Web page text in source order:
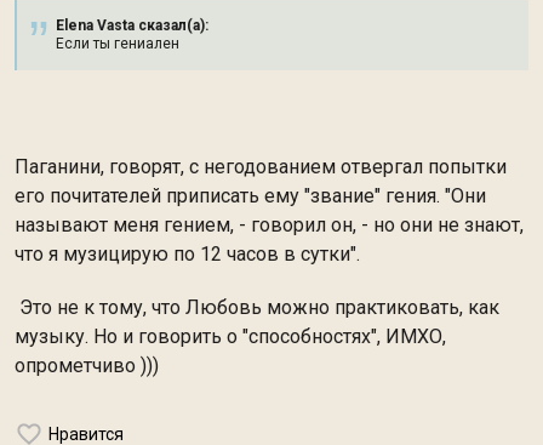
Elena Vasta сказал(а):
Если ты гениален
Паганини, говорят, с негодованием отвергал попытки
его почитателей приписать ему "звание" гения. "Они
называют меня гением, - говорил он, - но они не знают,
что я музицирую по 12 часов в сутки".
Это не к тому, что Любовь можно практиковать, как
музыку. Но и говорить о "способностях", ИМХО,
опрометчиво )))
Нравится